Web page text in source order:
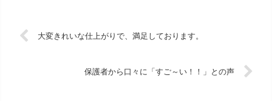
大変きれいな仕上がりで、満足しております。
保護者から口々に「すご～い！！」との声